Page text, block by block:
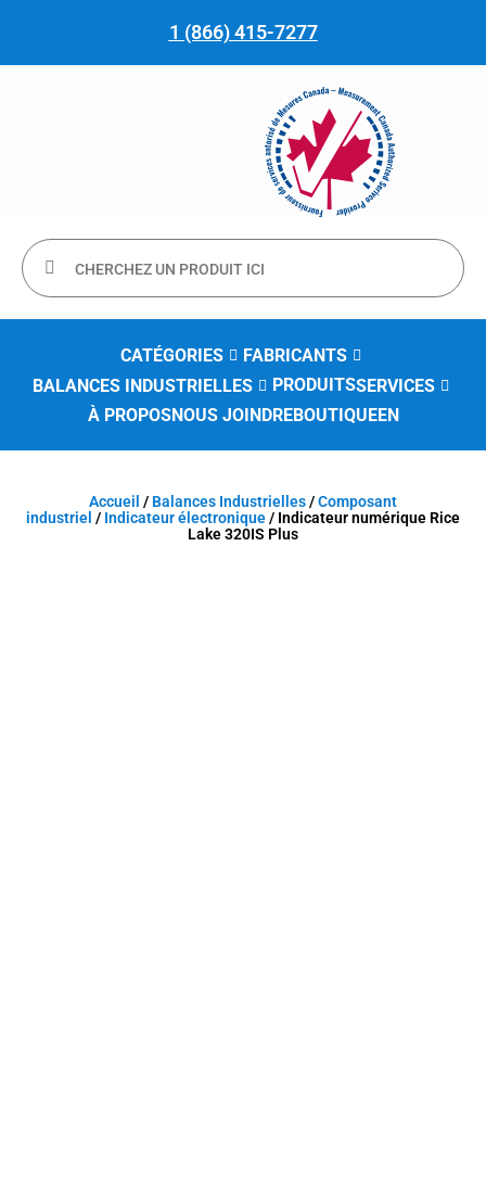
1 (866) 415-7277
CATÉGORIES
FABRICANTS
BALANCES INDUSTRIELLES
PRODUITSSERVICES
À PROPOSNOUS JOINDREBOUTIQUEEN
Accueil / Balances Industrielles/Composant
industriel / Indicateur électronique/ Indicateur numérique Rice
Lake 320IS Plus